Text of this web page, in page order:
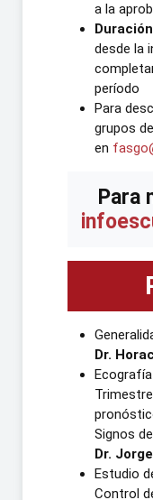
a la
desde la
período
Para
grupos
en
Para
Dr.
Signos
Dr.
Estudio
Control